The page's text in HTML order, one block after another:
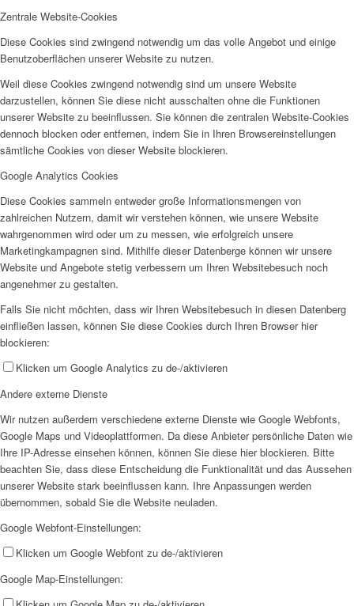
Zentrale Website-Cookies
Diese Cookies sind zwingend notwendig um das volle Angebot und einige
Benutzoberflächen unserer Website zu nutzen.
Weil diese Cookies zwingend notwendig sind um unsere Website
darzustellen, können Sie diese nicht ausschalten ohne die Funktionen
unserer Website zu beeinflussen. Sie können die zentralen Website-Cookies
dennoch blocken oder entfernen, indem Sie in Ihren Browsereinstellungen
sämtliche Cookies von dieser Website blockieren.
Google Analytics Cookies
Diese Cookies sammeln entweder große Informationsmengen von
zahlreichen Nutzern, damit wir verstehen können, wie unsere Website
wahrgenommen wird oder um zu messen, wie erfolgreich unsere
Marketingkampagnen sind. Mithilfe dieser Datenberge können wir unsere
Website und Angebote stetig verbessern um Ihren Websitebesuch noch
angenehmer zu gestalten.
Falls Sie nicht möchten, dass wir Ihren Websitebesuch in diesen Datenberg
einfließen lassen, können Sie diese Cookies durch Ihren Browser hier
blockieren:
Klicken um Google Analytics zu de-/aktivieren
Andere externe Dienste
Wir nutzen außerdem verschiedene externe Dienste wie Google Webfonts,
Google Maps und Videoplattformen. Da diese Anbieter persönliche Daten wie
Ihre IP-Adresse einsehen können, können Sie diese hier blockieren. Bitte
beachten Sie, dass diese Entscheidung die Funktionalität und das Aussehen
unserer Website stark beeinflussen kann. Ihre Anpassungen werden
übernommen, sobald Sie die Website neuladen.
Google Webfont-Einstellungen:
Klicken um Google Webfont zu de-/aktivieren
Google Map-Einstellungen: